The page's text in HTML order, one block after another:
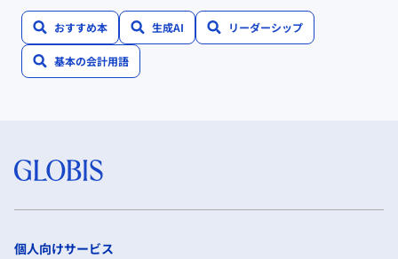
おすすめ本 生成AI リーダーシップ
基本の会計用語
個人向けサービス